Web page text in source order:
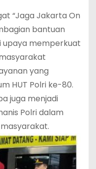
“Jaga Jakarta On
bantuan
upaya memperkuat
yang
HUT Polri ke-80.
juga menjadi
Polri dalam